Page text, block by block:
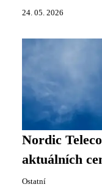
24. 05. 2026
Nordic
aktuálních
Ostatní